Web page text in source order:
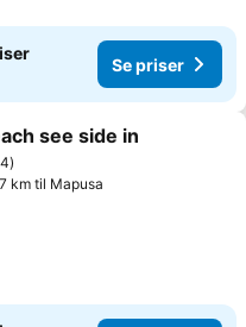
Se priser
til i favoritter
see side in
km til Mapusa